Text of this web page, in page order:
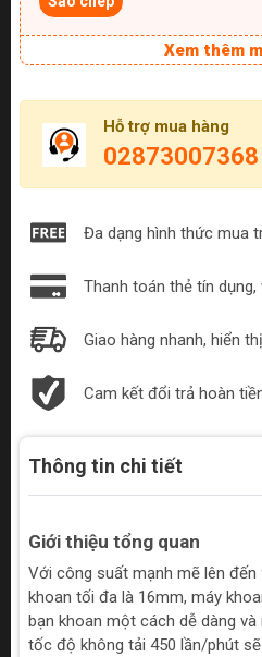
Xem thêm
Hỗ trợ mua hàng
02873007368
Đa dạng hình thức mua
Thanh toán thẻ tín
Giao hàng nhanh, hiển
Cam kết đổi trả hoàn
Thông tin chi tiết
Giới thiệu tổng quan
Với công suất mạnh mẽ lên đến
khoan tối đa là 16mm, máy
bạn khoan một cách dễ dàng
tốc độ không tải 450 lần/phút